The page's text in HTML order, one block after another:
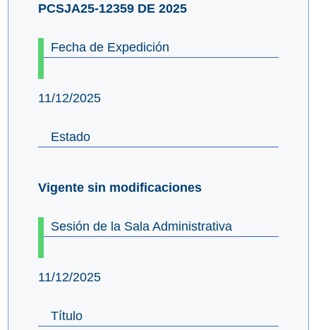
PCSJA25-12359 DE 2025
Fecha de Expedición
11/12/2025
Estado
Vigente sin modificaciones
Sesión de la Sala Administrativa
11/12/2025
Título